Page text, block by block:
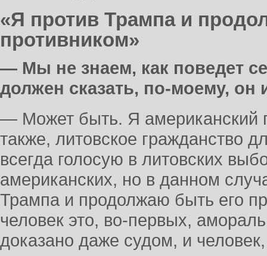
«Я против Трампа и
противником»
— Мы не знаем, как поведет
должен сказать, по-моему, он
— Может быть. Я американский
также, литовское гражданство
всегда голосую в литовских
американских, но в данном
Трампа и продолжаю быть его
человек это, во-первых,
доказано даже судом, и